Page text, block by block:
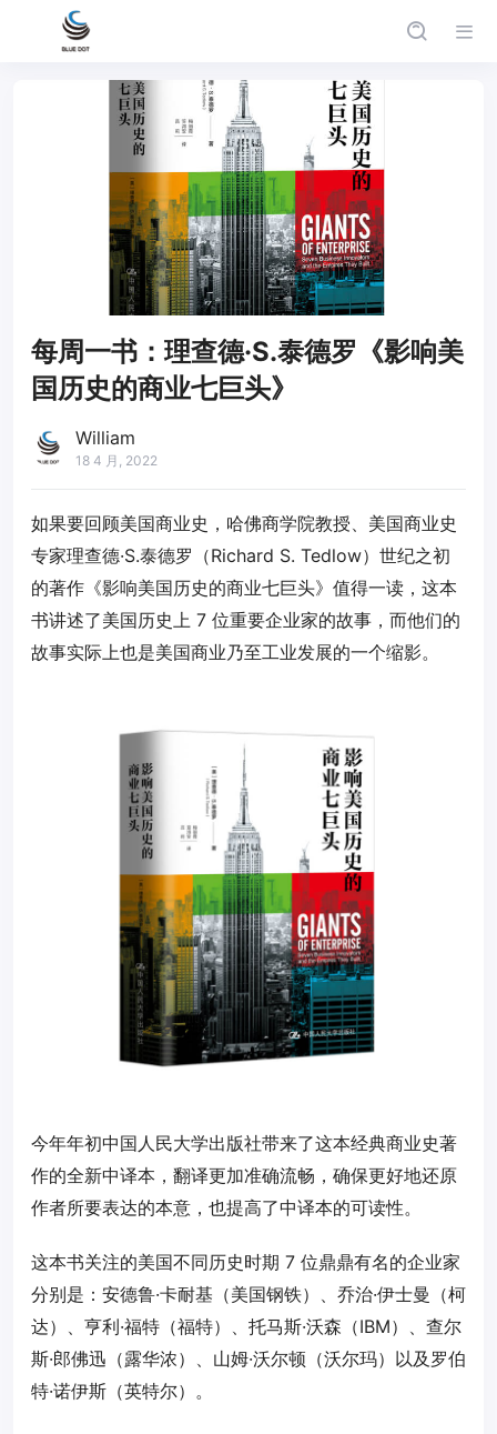
每周一书：理查德·S.泰德罗《影响美
国历史的商业七巨头》
William
18 4 月, 2022
如果要回顾美国商业史，哈佛商学院教授、美国商业史
专家理查德·S.泰德罗（Richard S. Tedlow）世纪之初
的著作《影响美国历史的商业七巨头》值得一读，这本
书讲述了美国历史上 7 位重要企业家的故事，而他们的
故事实际上也是美国商业乃至工业发展的一个缩影。
今年年初中国人民大学出版社带来了这本经典商业史著
作的全新中译本，翻译更加准确流畅，确保更好地还原
作者所要表达的本意，也提高了中译本的可读性。
这本书关注的美国不同历史时期 7 位鼎鼎有名的企业家
分别是：安德鲁·卡耐基（美国钢铁）、乔治·伊士曼（柯
达）、亨利·福特（福特）、托马斯·沃森（IBM）、查尔
斯·郎佛迅（露华浓）、山姆·沃尔顿（沃尔玛）以及罗伯
特·诺伊斯（英特尔）。